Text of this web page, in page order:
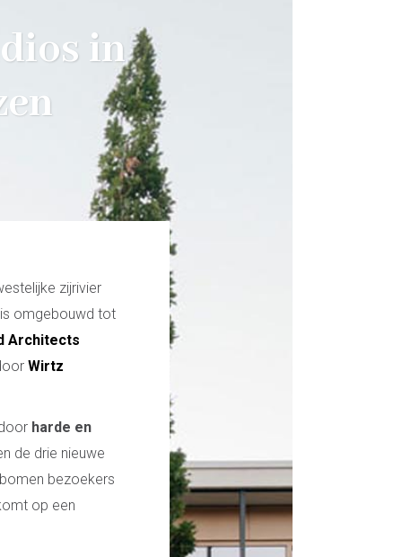
in
zijrivier
omgebouwd tot
Architects
Wirtz
harde en
de drie nieuwe
bezoekers
op een